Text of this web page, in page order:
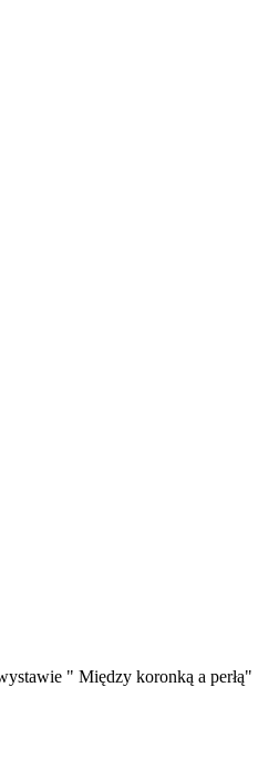
" Między koronką a perłą"